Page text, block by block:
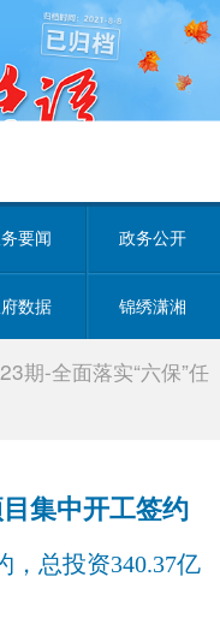
要闻 政务公开
数据 锦绣潇湘
期-全面落实“六保”任
目集中开工签约
，总投资340.37亿